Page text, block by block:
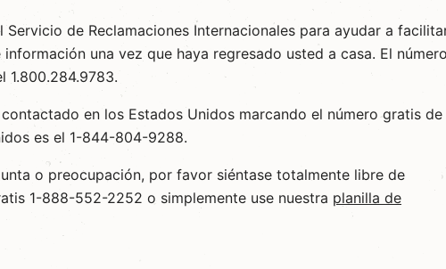
Servicio de Reclamaciones Internacionales para ayudar a
una vez que haya regresado usted a casa. El
1.800.284.9783.
en los Estados Unidos marcando el número gratis de
es el 1-844-804-9288.
o preocupación, por favor siéntase totalmente libre de
1-888-552-2252 o simplemente use nuestra planilla de